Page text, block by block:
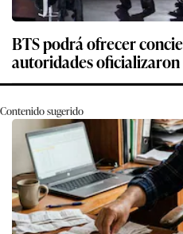
BTS podrá ofrecer
autoridades
Contenido sugerido